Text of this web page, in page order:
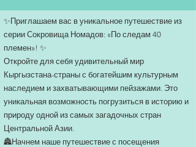
✨Приглашаем вас в уникальное путешествие из
серии Сокровища Номадов: «По следам 40
племен»! ✨
Откройте для себя удивительный мир
Кыргызстана-страны с богатейшим культурным
наследием и захватывающими пейзажами. Это
уникальная возможность погрузиться в историю и
природу одной из самых загадочных стран
Центральной Азии.
🏯Начнем наше путешествие с посещения